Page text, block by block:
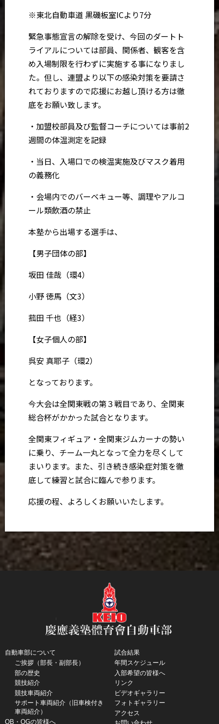
※東北自動車道 黒磯板室ICより7分
緊急事態宣言の解除を受け、今回のダートト
ライアルについては部員、関係者、観客を含
め入場制限を行わずに実施する事になりまし
た。但し、連盟より以下の感染対策を要請さ
れておりますので応援にお越し頂ける方は徹
底をお願い致します。
・加盟校部員及び監督コーチについては事前2
週間の体温測定を記録
・当日、入場口での検温実施及びマスク着用
の義務化
・会場内でのバーベキュー等、調理やアルコ
ール類飲酒の禁止
本塾から出場する選手は、
【男子団体の部】
坂田 佳哉（環4）
小野 徳馬（文3）
菰田 千也（経3）
【女子個人の部】
呉安 真耶子（環2）
となっております。
今大会は全関東戦の第３戦目であり、全関東
総合杯がかかった試合となります。
全関東フィギュア・全関東ジムカーナの勢い
に乗り、チーム一丸となって全力を尽くして
まいります。また、引き続き感染症対策を徹
底して練習と試合に臨んで参ります。
応援の程、よろしくお願いいたします。
自動車部について
ご挨拶（部長・副部長）
部の歴史
競技紹介
競技車両紹介
サポート車両紹介（旧車検付き
車両紹介）
OB・OGの皆様へ
試合結果
年間スケジュール
入部希望の皆様へ
リンク
ビデオギャラリー
フォトギャラリー
アクセス